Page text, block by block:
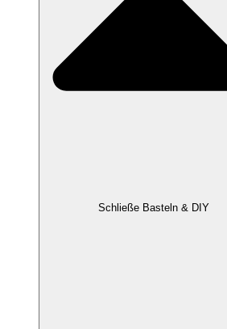
Schließe Basteln & DIY